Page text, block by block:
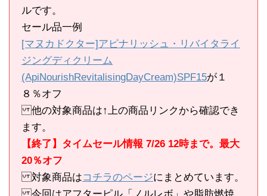
ルです。
セール品一例
[マヌカドクター]アピナリッシュ・リバイタライ
ジングディクリーム
(ApiNourishRevitalisingDayCream)SPF15が１
８％オフ
他の対象商品は↑上の商品リンクから確認でき
ます。
【終了】タイムセール情報 7/26 12時まで。最大
20％オフ
対象商品はコチラのページにまとめています。